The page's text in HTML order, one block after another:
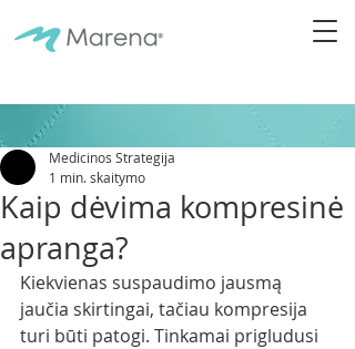
Kaip dėvima kompresinė
apranga?
Medicinos Strategija
1 min. skaitymo
Kiekvienas suspaudimo jausmą
jaučia skirtingai, tačiau kompresija
turi būti patogi. Tinkamai prigludusi